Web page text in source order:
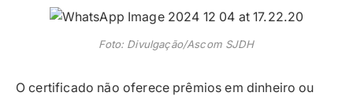
Foto: Divulgação/Ascom SJDH
O certificado não oferece prêmios em dinheiro ou